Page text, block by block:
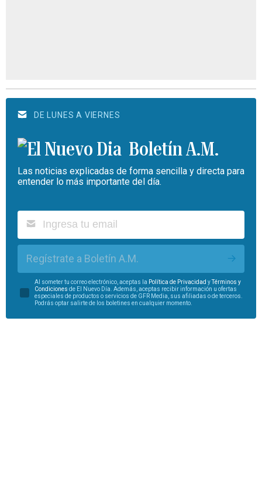
DE LUNES A VIERNES
Boletín A.M.
Las noticias explicadas de forma sencilla y directa para
entender lo más importante del día.
Regístrate a Boletín A.M.
Al someter tu correo electrónico, aceptas la Política de Privacidad yTérminos y
Condiciones de El Nuevo Día. Además, aceptas recibir información u ofertas
especiales de productos o servicios de GFR Media, sus afiliadas o de terceros.
Podrás optar salirte de los boletines en cualquier momento.